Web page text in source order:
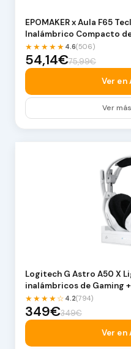
EPOMAKER x Aula F65
Inalámbrico Compacto
★★★★★ 4.6(506)
54,14€75,99€
Ver en
Ver
Logitech G Astro A50 X
inalámbricos de Gaming +
★★★★☆ 4.2(794)
349€349€
Ver en